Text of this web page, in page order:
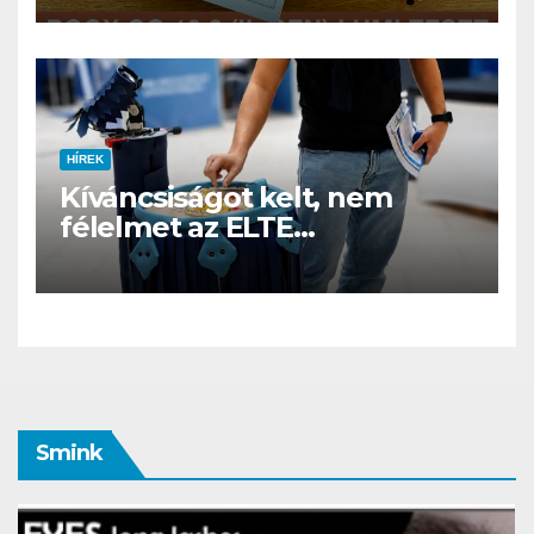
családi csomagban
HÍREK
Kíváncsiságot kelt, nem
félelmet az ELTE
etológusainak felszolgáló
robotja
Smink